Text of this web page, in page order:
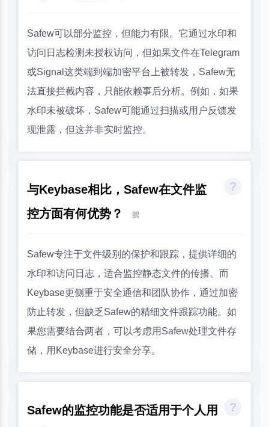
Safew可以部分监控，但能力有限。它通过水印和
访问日志检测未授权访问，但如果文件在Telegram
或Signal这类端到端加密平台上被转发，Safew无
法直接拦截内容，只能依赖事后分析。例如，如果
水印未被破坏，Safew可能通过扫描或用户反馈发
现泄露，但这并非实时监控。
与Keybase相比，Safew在文件监
控方面有何优势？
Safew专注于文件级别的保护和跟踪，提供详细的
水印和访问日志，适合监控静态文件的传播。而
Keybase更侧重于安全通信和团队协作，通过加密
防止转发，但缺乏Safew的精细文件跟踪功能。如
果您需要结合两者，可以考虑用Safew处理文件存
储，用Keybase进行安全分享。
Safew的监控功能是否适用于个人用